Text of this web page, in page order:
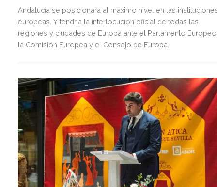
Andalucía se posicionará al máximo nivel en las
europeas. Y tendría la interlocución oficial de todas las
regiones y ciudades de Europa ante el Parlamento
la Comisión Europea y el Consejo de Europa.